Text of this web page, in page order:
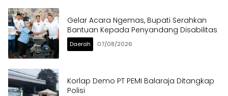
Gelar Acara Ngemas, Bupati Serahkan
Bantuan Kepada Penyandang Disabilitas
Daerah 07/08/2026
Korlap Demo PT PEMI Balaraja Ditangkap
Polisi